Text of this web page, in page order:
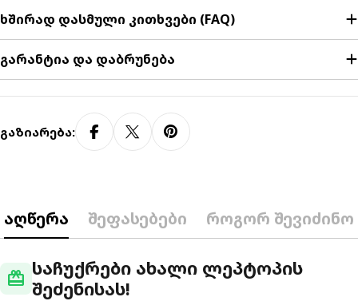
ხშირად დასმული კითხვები (FAQ)
გარანტია და დაბრუნება
Გაზიარება:
აღწერა შეფასებები როგორ შევიძინო
redeem საჩუქრები ახალი ლეპტოპის
შეძენისას!